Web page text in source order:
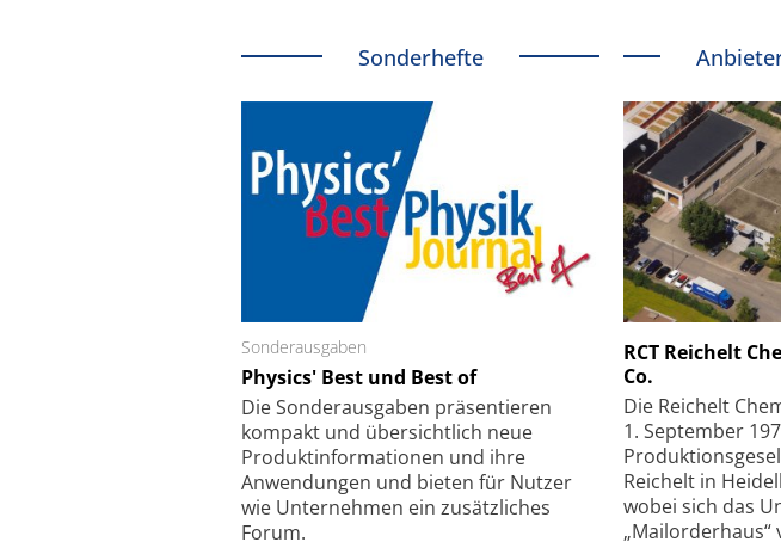
Sonderhefte
Sonderausgaben
Physics' Best und Best of
Die Sonder­ausgaben präsentieren
kompakt und übersichtlich neue
Produkt­informationen und ihre
Anwendungen und bieten für Nutzer
wie Unternehmen ein zusätzliches
Forum.
RCT Reichelt
Co.
Die Reichelt
1. September
Reichelt in
wobei sich das
„Mailorderhaus“
Faserkoppler mit Super-
Feinfokussierungsmechanismus